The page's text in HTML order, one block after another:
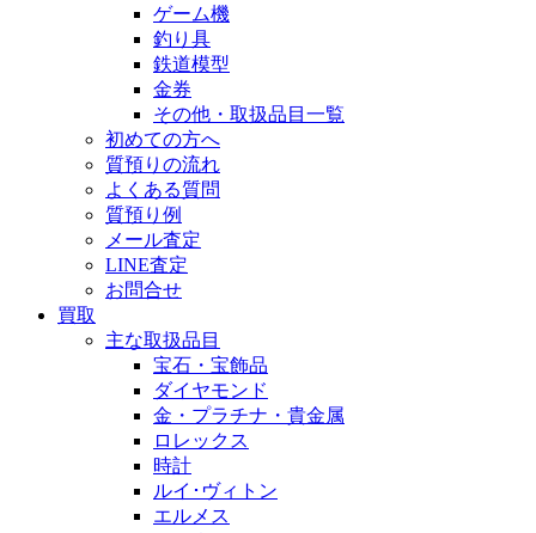
ゲーム機
釣り具
鉄道模型
金券
その他・取扱品目一覧
初めての方へ
質預りの流れ
よくある質問
質預り例
メール査定
LINE査定
お問合せ
買取
主な取扱品目
宝石・宝飾品
ダイヤモンド
金・プラチナ・貴金属
ロレックス
時計
ルイ･ヴィトン
エルメス